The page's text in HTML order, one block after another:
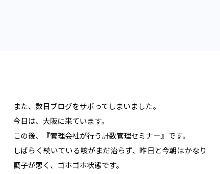
また、数日ブログをサボってしまいました。
今日は、大阪に来ています。
この後、『管理会社が行う計数管理セミナー』です。
しばらく続いている咳がまだ治らず、昨日と今朝はかなり
調子が悪く、ゴホゴホ状態です。